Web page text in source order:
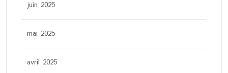
juin 2025
mai 2025
avril 2025